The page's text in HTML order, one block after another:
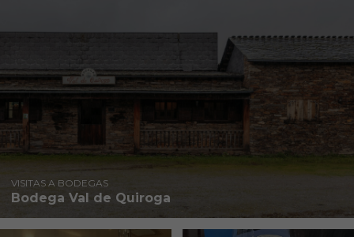
VISITAS A BODEGAS
Bodega Val de Quiroga